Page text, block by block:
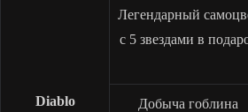
Diablo
Легендарный
с 5 звездами в
Добыча гоблина